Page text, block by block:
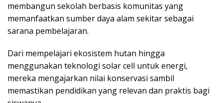
membangun sekolah berbasis komunitas yang
memanfaatkan sumber daya alam sekitar sebagai
sarana pembelajaran.
Dari mempelajari ekosistem hutan hingga
menggunakan teknologi solar cell untuk energi,
mereka mengajarkan nilai konservasi sambil
memastikan pendidikan yang relevan dan praktis bagi